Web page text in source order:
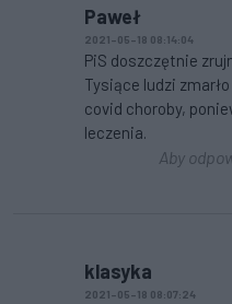
Paweł
2021-05-18 08:14:04
PiS doszczętnie
Tysiące ludzi
covid choroby,
leczenia.
Aby
klasyka
2021-05-18 08:07:24